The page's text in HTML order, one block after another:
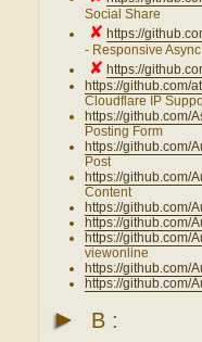
Social Share
✘ https://
- Responsive
✘ https://
https://github.com/
Cloudflare IP
https://github.com/
Posting Form
https://github.com/
Post
https://github.com/
Content
https://github.com/
https://github.com/
https://github.com/
viewonline
https://github.com/
https://github.com/
► B :